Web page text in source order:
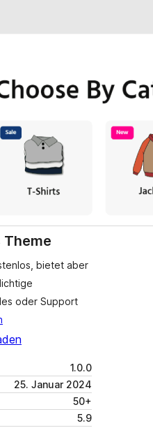
Theme
bietet aber
oder Support
1.0.0
25. Januar 2024
50+
5.9